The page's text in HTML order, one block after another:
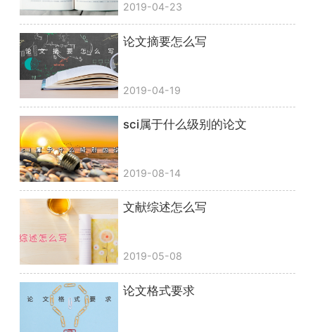
2019-04-23
论文摘要怎么写
2019-04-19
sci属于什么级别的论文
2019-08-14
文献综述怎么写
2019-05-08
论文格式要求